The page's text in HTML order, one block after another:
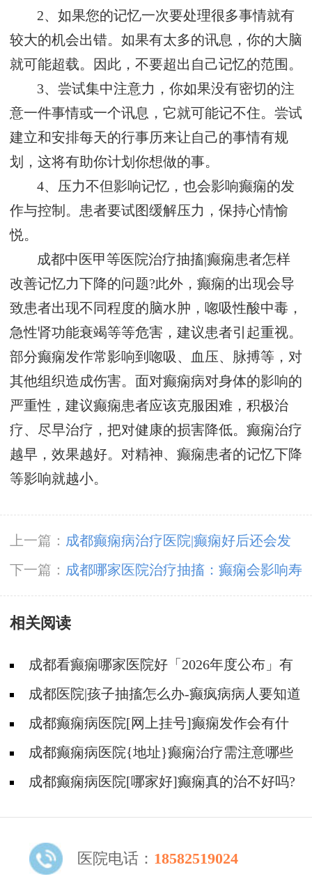
2、如果您的记忆一次要处理很多事情就有
较大的机会出错。如果有太多的讯息，你的大脑
就可能超载。因此，不要超出自己记忆的范围。
3、尝试集中注意力，你如果没有密切的注
意一件事情或一个讯息，它就可能记不住。尝试
建立和安排每天的行事历来让自己的事情有规
划，这将有助你计划你想做的事。
4、压力不但影响记忆，也会影响癫痫的发
作与控制。患者要试图缓解压力，保持心情愉
悦。
成都中医甲等医院治疗抽搐|癫痫患者怎样
改善记忆力下降的问题?此外，癫痫的出现会导
致患者出现不同程度的脑水肿，唿吸性酸中毒，
急性肾功能衰竭等等危害，建议患者引起重视。
部分癫痫发作常影响到唿吸、血压、脉搏等，对
其他组织造成伤害。面对癫痫病对身体的影响的
严重性，建议癫痫患者应该克服困难，积极治
疗、尽早治疗，把对健康的损害降低。癫痫治疗
越早，效果越好。对精神、癫痫患者的记忆下降
等影响就越小。
上一篇： 成都癫痫病治疗医院|癫痫好后还会发
作吗?
下一篇： 成都哪家医院治疗抽搐：癫痫会影响寿
命吗?
相关阅读
成都看癫痫哪家医院好「2026年度公布」有
癫痫能不能抽烟?
成都医院|孩子抽搐怎么办-癫疯病病人要知道
的误区成都癫痫病医院[网上挂号]癫痫发作会有什
么症状?
成都癫痫病医院{地址}癫痫治疗需注意哪些
问题?成都癫痫病医院[哪家好]癫痫真的治不好吗?
医院电话： 18582519024